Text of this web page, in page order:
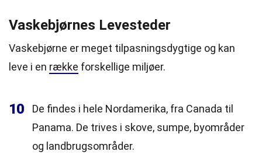
Vaskebjørnes Levesteder
Vaskebjørne er meget tilpasningsdygtige og kan
leve i en række forskellige miljøer.
10
De findes i hele Nordamerika, fra Canada til
Panama. De trives i skove, sumpe, byområder
og landbrugsområder.